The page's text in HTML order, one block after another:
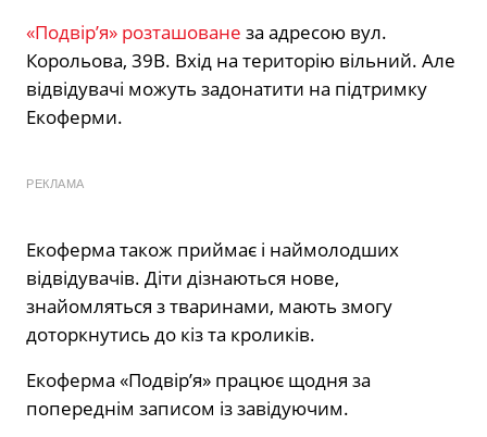
«Подвірʼя» розташоване за адресою вул.
Корольова, 39В. Вхід на територію вільний. Але
відвідувачі можуть задонатити на підтримку
Екоферми.
РЕКЛАМА
Екоферма також приймає і наймолодших
відвідувачів. Діти дізнаються нове,
знайомляться з тваринами, мають змогу
доторкнутись до кіз та кроликів.
Екоферма «Подвірʼя» працює щодня за
попереднім записом із завідуючим.